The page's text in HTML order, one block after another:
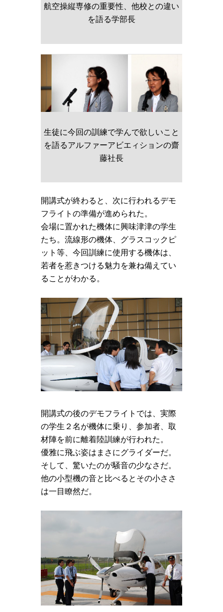
航空操縦専修の重要性、他校との違い
を語る学部長
生徒に今回の訓練で学んで欲しいこと
を語るアルファーアビエィションの齋
藤社長
開講式が終わると、次に行われるデモ
フライトの準備が進められた。
会場に置かれた機体に興味津津の学生
たち。流線形の機体、グラスコックピ
ット等、今回訓練に使用する機体は、
若者を惹きつける魅力を兼ね備えてい
ることがわかる。
開講式の後のデモフライトでは、実際
の学生２名が機体に乗り、参加者、取
材陣を前に離着陸訓練が行われた。
優雅に飛ぶ姿はまさにグライダーだ。
そして、驚いたのが騒音の少なさだ。
他の小型機の音と比べるとその小ささ
は一目瞭然だ。